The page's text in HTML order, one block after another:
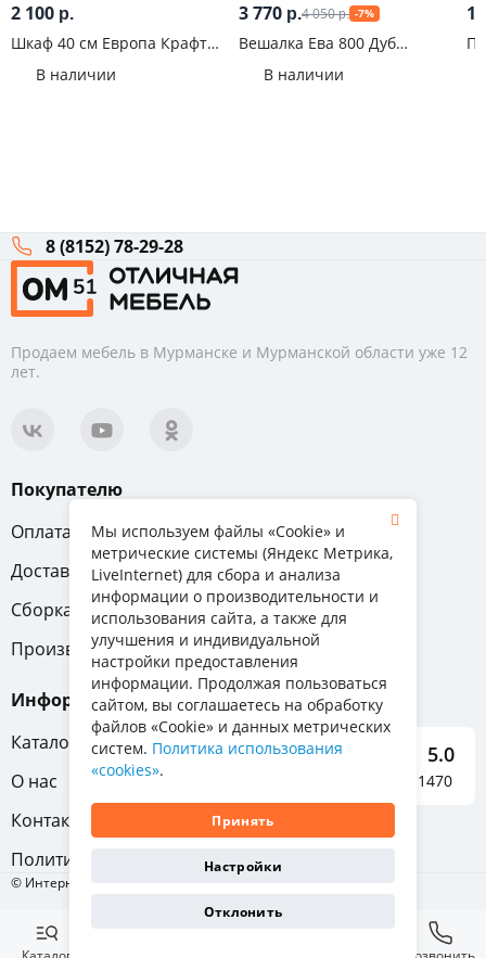
2 100 р.
Шкаф 40 см Европа Крафт
В наличии
3 770 р.4 050р. -7%
Вешалка Ева 800 Дуб
В наличии
8 (8152) 78-29-28
Продаем мебель в Мурманске и Мурманской области уже 12
лет.
Покупателю
Оплата
Вопрос-ответ
Доставка
Обмен и возврат
Сборка
Гарантия
Производители
Информация
Каталог мебели
О нас
Контакты
Политика конфиденциальности
5.0
Отзывы о нас 1470
© Интернет-магазин «Отличная мебель», 2011-2026
Мы используем файлы «Cookie» и
метрические системы (Яндекс Метрика,
LiveInternet) для сбора и анализа
информации о производительности и
использования сайта, а также для
улучшения и индивидуальной
настройки предоставления
информации. Продолжая пользоваться
сайтом, вы соглашаетесь на обработку
файлов «Cookie» и данных метрических
систем. Политика использования
«cookies».
Принять
Настройки
Отклонить